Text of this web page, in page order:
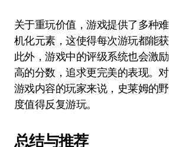
关于重玩价值，游戏提供了多种
机化元素，这使得每次游玩都能获
此外，游戏中的评级系统也会激
高的分数，追求更完美的表现。
游戏内容的玩家来说，史莱姆的
度值得反复游玩。
总结与推荐